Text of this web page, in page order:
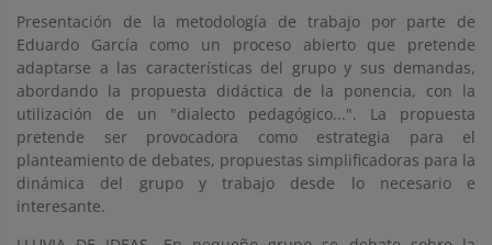
Presentación de la metodología de trabajo por parte de
Eduardo García como un proceso abierto que pretende
adaptarse a las características del grupo y sus demandas,
abordando la propuesta didáctica de la ponencia, con la
utilización de un "dialecto pedagógico...". La propuesta
pretende ser provocadora como estrategia para el
planteamiento de debates, propuestas simplificadoras para la
dinámica del grupo y trabajo desde lo necesario e
interesante.